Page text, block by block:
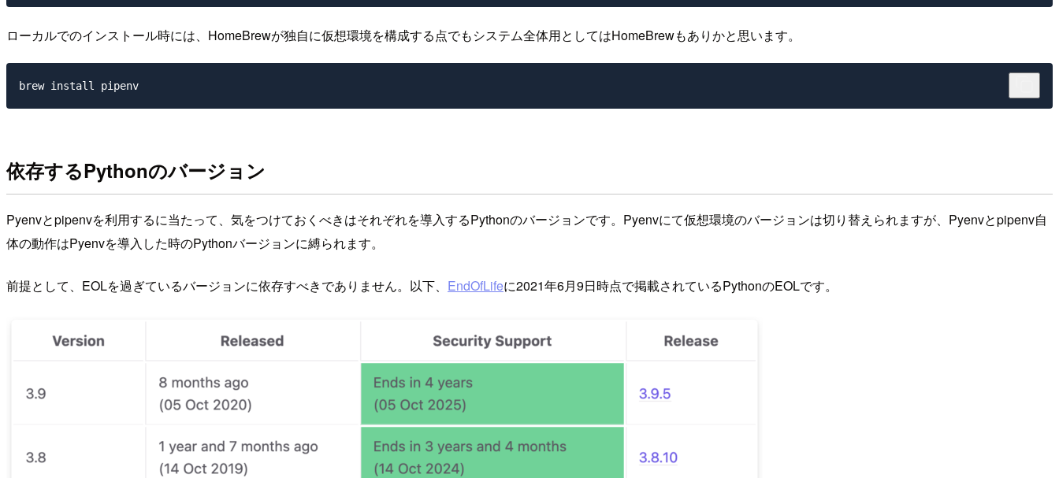
ローカルでのインストール時には、HomeBrewが独自に仮想環境を構成する点でもシステム全体用としてはHomeBrewもありかと思います。
brew install pipenv
依存するPythonのバージョン
Pyenvとpipenvを利用するに当たって、気をつけておくべきはそれぞれを導入するPythonのバージョンです。Pyenvにて仮想環境のバージョンは切り替えられますが、Pyenvとpipenv自
体の動作はPyenvを導入した時のPythonバージョンに縛られます。
前提として、EOLを過ぎているバージョンに依存すべきでありません。以下、 EndOfLifeに2021年6月9日時点で掲載されているPythonのEOLです。